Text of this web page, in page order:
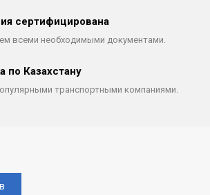
сертифицирована
всеми необходимыми документами.
по Казахстану
транспортными компаниями.